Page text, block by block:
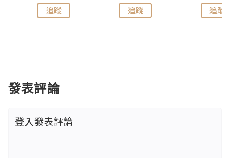
追蹤 追蹤 追蹤
發表評論
登入發表評論